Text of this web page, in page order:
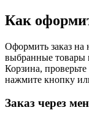
Как
Оформить заказ на
выбранные товары
Корзина,
нажмите кнопку
Заказ через